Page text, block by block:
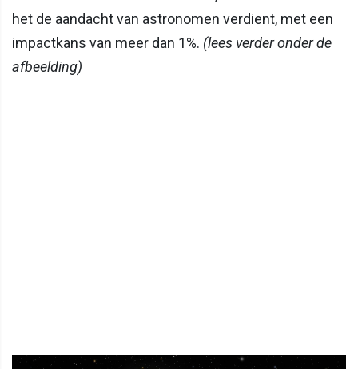
het de aandacht van astronomen verdient, met een
impactkans van meer dan 1%. (lees verder onder de
afbeelding)